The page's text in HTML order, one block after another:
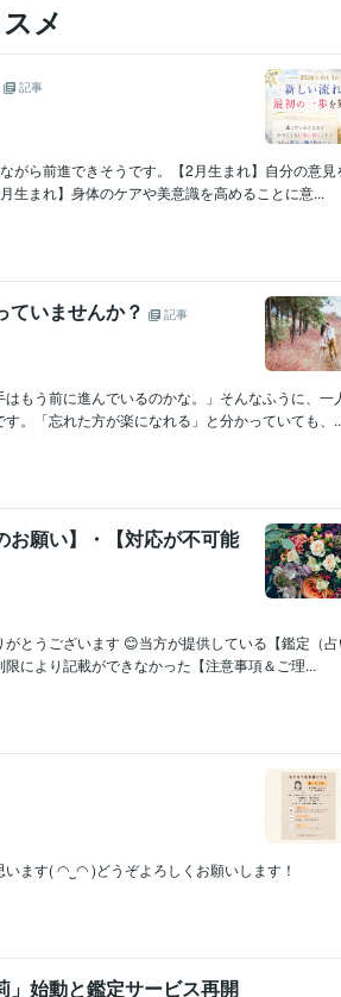
メ
記事
がら前進できそうです。【2月生まれ】自分の意見
生まれ】身体のケアや美意識を高めることに意...
ていませんか？
記事
もう前に進んでいるのかな。」そんなふうに、一
。「忘れた方が楽になれる」と分かっていても、
お願い】・【対応が不可能
とうございます 😊当方が提供している【鑑定（
により記載ができなかった【注意事項＆ご理...
ます( ◠‿◠ )どうぞよろしくお願いします！
」始動と鑑定サービス再開